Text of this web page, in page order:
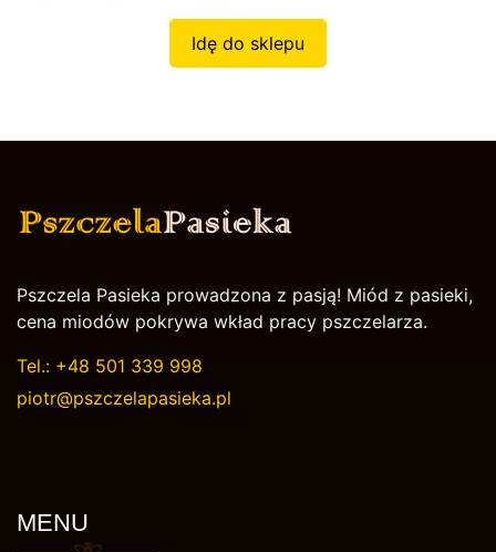
Idę do sklepu
Pszczela Pasieka prowadzona z pasją! Miód z pasieki,
cena miodów pokrywa wkład pracy pszczelarza.
Tel.: +48 501 339 998
piotr@pszczelapasieka.pl
MENU